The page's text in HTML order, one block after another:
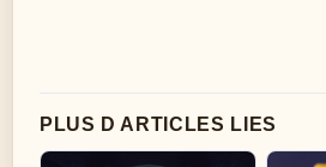
PLUS D ARTICLES LIES